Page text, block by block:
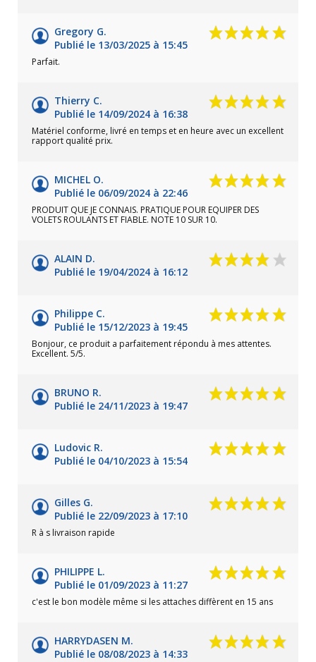
Gregory G.
Publié le 13/03/2025 à 15:45
Parfait.
Thierry C.
Publié le 14/09/2024 à 16:38
Matériel conforme, livré en temps et en heure avec un excellent
rapport qualité prix.
MICHEL O.
Publié le 06/09/2024 à 22:46
PRODUIT QUE JE CONNAIS. PRATIQUE POUR EQUIPER DES
VOLETS ROULANTS ET FIABLE. NOTE 10 SUR 10.
ALAIN D.
Publié le 19/04/2024 à 16:12
Philippe C.
Publié le 15/12/2023 à 19:45
Bonjour, ce produit a parfaitement répondu à mes attentes.
Excellent. 5/5.
BRUNO R.
Publié le 24/11/2023 à 19:47
Ludovic R.
Publié le 04/10/2023 à 15:54
Gilles G.
Publié le 22/09/2023 à 17:10
R à s livraison rapide
PHILIPPE L.
Publié le 01/09/2023 à 11:27
c'est le bon modèle même si les attaches diffèrent en 15 ans
HARRYDASEN M.
Publié le 08/08/2023 à 14:33